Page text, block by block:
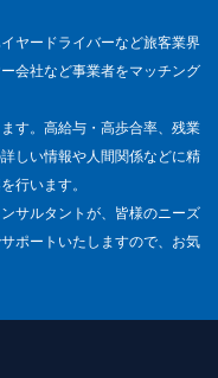
ヤードライバーなど旅客業界
会社など事業者をマッチング
す。高給与・高歩合率、残業
しい情報や人間関係などに精
行います。
サルタントが、皆様のニーズ
ポートいたしますので、お気